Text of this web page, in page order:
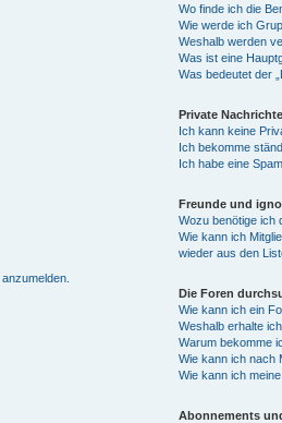
Wo finde ich die
Wie werde ich
Weshalb werden
Was ist eine
Was bedeutet der
Private
Ich kann keine
Ich bekomme
Ich habe eine
Freunde und
Wozu benötige ich
Wie kann ich
wieder aus den
Die Foren
Wie kann ich ein
Weshalb erhalte
Warum bekomme
Wie kann ich nach
Wie kann ich
Abonnements